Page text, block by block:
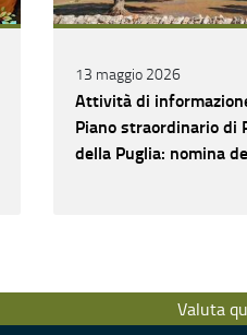
13 maggio 2026
Attività di
Piano straordinario di
della Puglia: nomina
Valuta